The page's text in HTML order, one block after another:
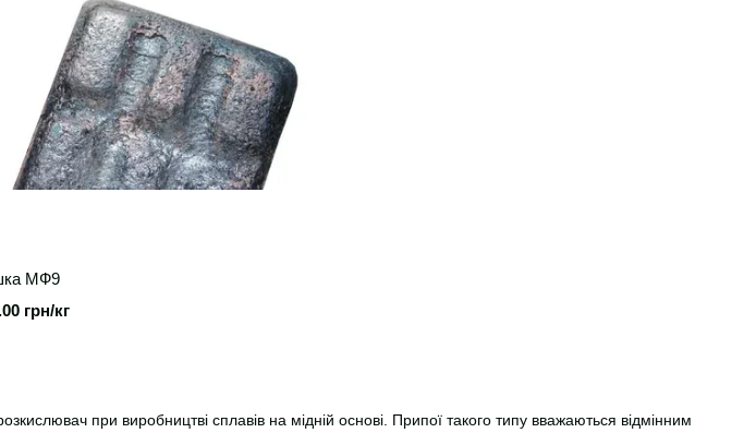
МФ9
грн/кг
при виробництві сплавів на мідній основі. Припої такого типу вважаються відмінним